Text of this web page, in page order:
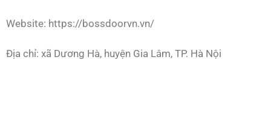
Website: https://bossdoorvn.vn/
Địa chỉ: xã Dương Hà, huyện Gia Lâm, TP. Hà Nội